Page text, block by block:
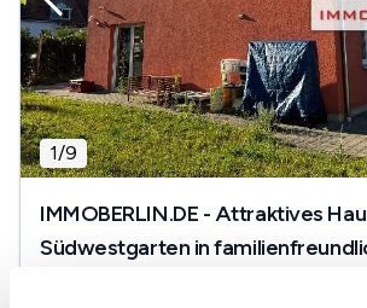
1/9
IMMOBERLIN.DE - Attraktives
Südwestgarten in